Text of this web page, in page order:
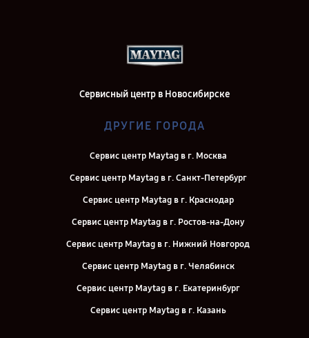
Сервисный центр в Новосибирске
ДРУГИЕ ГОРОДА
Сервис центр Maytag в г. Москва
Сервис центр Maytag в г. Санкт-Петербург
Сервис центр Maytag в г. Краснодар
Сервис центр Maytag в г. Ростов-на-Дону
Сервис центр Maytag в г. Нижний Новгород
Сервис центр Maytag в г. Челябинск
Сервис центр Maytag в г. Екатеринбург
Сервис центр Maytag в г. Казань